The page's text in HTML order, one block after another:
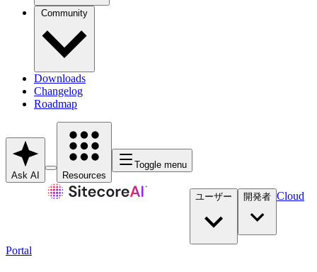
Community
Downloads
Changelog
Roadmap
Ask AI Resources
Toggle menu
ユーザー 開発者​ Cloud
Portal